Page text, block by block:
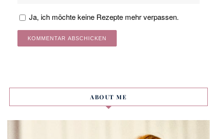
Ja, ich möchte keine Rezepte mehr verpassen.
ABOUT ME